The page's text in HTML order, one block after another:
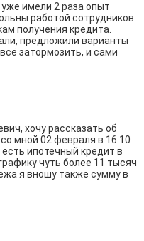
имели 2 раза опыт
работой сотрудников.
получения кредита.
предложили варианты
затормозить, и сами
хочу рассказать об
мной 02 февраля в 16:10
ипотечный кредит в
чуть более 11 тысяч
я вношу также сумму в